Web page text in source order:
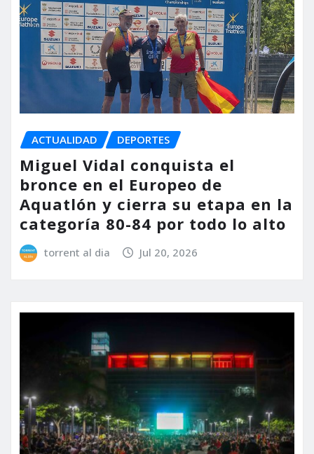
ACTUALIDAD DEPORTES
Miguel Vidal conquista el
bronce en el Europeo de
Aquatlón y cierra su etapa en la
categoría 80-84 por todo lo alto
torrent al dia Jul 20, 2026